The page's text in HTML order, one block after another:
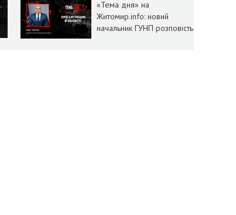
«Тема дня» на
Житомир.info: новий
начальник ГУНП розповість